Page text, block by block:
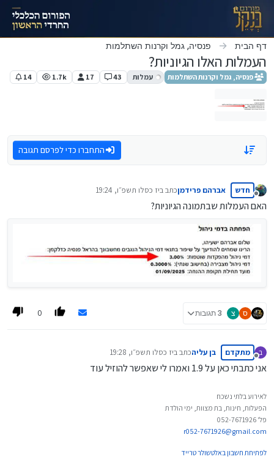
דילוג לתוכן
דף הבית פנסיה, גמל וקרנות השתלמות
העמלות האלו הגיוניות?
פנסיה, גמל וקרנות השתלמות עמלות 43
17
1.7k
14
התחברו כדי לפרסם תגובה
מנותק
חדש אברהם פרידמןכתב ביז כסלו תשפ״ו, 19:24
נערך לאחרונה על ידי
האם העמלות שבתמונה הגיוניות?
ס צ 3 תגובות 0
ב
מנותק
מתקדם בן עליהכתב ביז כסלו תשפ״ו, 19:28
נערך לאחרונה על ידי
אני כתבתי כאן על 1.9 ואמרו לי שאפשר להוזיל עוד
לאירוע בלתי נשכח
הפעלות, חינות, בת מצוות, ימי הולדת
פל' 052-7671926
r052-7671926@gmail.com
לפתיחת חשבון באלטשולר טרייד